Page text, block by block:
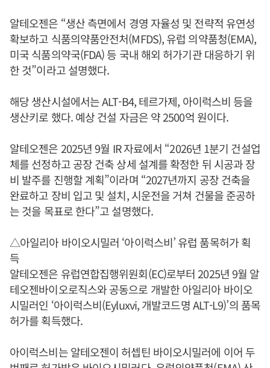
알테오젠은 “생산 측면에서 경영 자율성 및 전략적 유연성
확보하고 식품의약품안전처(MFDS), 유럽 의약품청(EMA),
미국 식품의약국(FDA) 등 국내 해외 허가기관 대응하기 위
한 것”이라고 설명했다.
해당 생산시설에서는 ALT-B4, 테르가제, 아이럭스비 등을
생산키로 했다. 예상 건설 자금은 약 2500억 원이다.
알테오젠은 2025년 9월 IR 자료에서 “2026년 1분기 건설업
체를 선정하고 공장 건축 상세 설계를 확정한 뒤 시공과 장
비 발주를 진행할 계획”이라며 “2027년까지 공장 건축을
완료하고 장비 입고 및 설치, 시운전을 거쳐 건물을 준공하
는 것을 목표로 한다”고 설명했다.
△아일리아 바이오시밀러 ‘아이럭스비’ 유럽 품목허가 획
득
알테오젠은 유럽연합집행위원회(EC)로부터 2025년 9월 알
테오젠바이오로직스와 공동으로 개발한 아일리아 바이오
시밀러인 ‘아이럭스비(Eyluxvi, 개발코드명 ALT-L9)’의 품목
허가를 획득했다.
아이럭스비는 알테오젠이 허셉틴 바이오시밀러에 이어 두